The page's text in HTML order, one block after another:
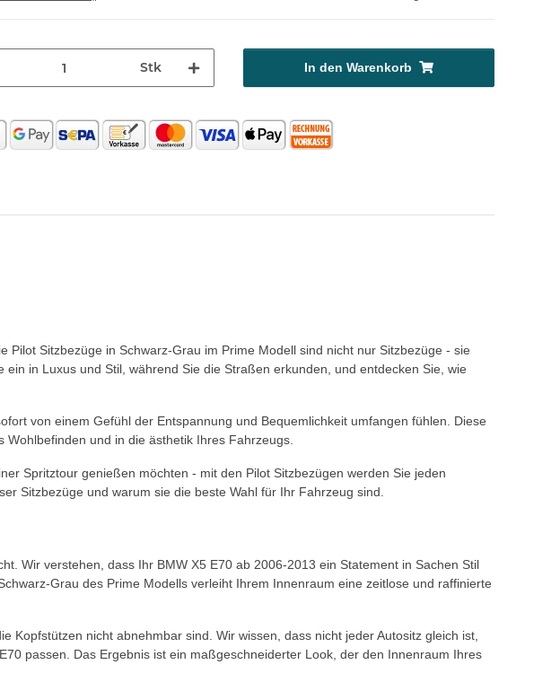
Stk In den Warenkorb
Sitzbezüge in Schwarz-Grau im Prime Modell sind nicht nur Sitzbezüge - sie
in Luxus und Stil, während Sie die Straßen erkunden, und entdecken Sie, wie
von einem Gefühl der Entspannung und Bequemlichkeit umfangen fühlen. Diese
und in die ästhetik Ihres Fahrzeugs.
Spritztour genießen möchten - mit den Pilot Sitzbezügen werden Sie jeden
Sitzbezüge und warum sie die beste Wahl für Ihr Fahrzeug sind.
Wir verstehen, dass Ihr BMW X5 E70 ab 2006-2013 ein Statement in Sachen Stil
Grau des Prime Modells verleiht Ihrem Innenraum eine zeitlose und raffinierte
Kopfstützen nicht abnehmbar sind. Wir wissen, dass nicht jeder Autositz gleich ist,
passen. Das Ergebnis ist ein maßgeschneiderter Look, der den Innenraum Ihres